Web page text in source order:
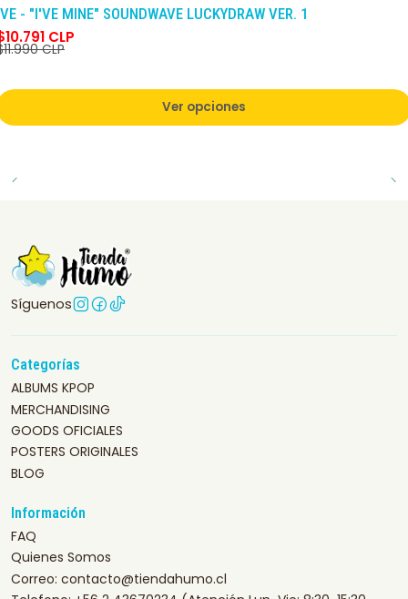
- "I'VE MINE" SOUNDWAVE LUCKYDRAW VER. 1
CLP
CLP
Ver opciones
Síguenos
Categorías
ALBUMS KPOP
MERCHANDISING
GOODS OFICIALES
POSTERS ORIGINALES
BLOG
Información
FAQ
Quienes Somos
Correo: contacto@tiendahumo.cl